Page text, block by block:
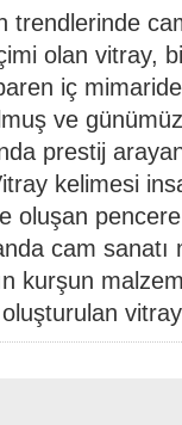
trendlerinde
olan vitray,
iç
ve
prestij
kelimesi
oluşan
cam sanatı
kurşun